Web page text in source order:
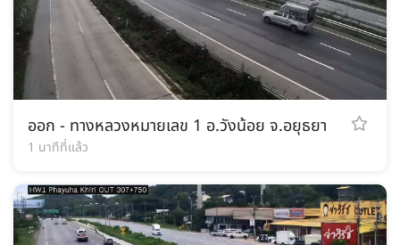
ออก - ทางหลวงหมายเลข 1 อ.วังน้อย จ.อยุธยา
1 นาทีที่แล้ว